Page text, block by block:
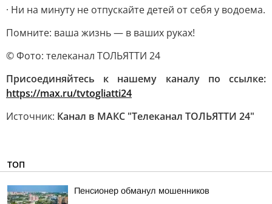
· Ни на минуту не отпускайте детей от себя у водоема.
Помните: ваша жизнь — в ваших руках!
© Фото: телеканал ТОЛЬЯТТИ 24
Присоединяйтесь к нашему каналу по ссылке:
https://max.ru/tvtogliatti24
Источник: Канал в МАКС "Телеканал ТОЛЬЯТТИ 24"
ТОП
Пенсионер обманул мошенников